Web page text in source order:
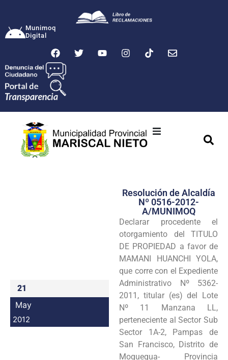
Munimoq
Digital
Transparencia
Seguridad
Programas
Intranet
21
May
2012
Resolución de Alcaldía
Nº 0516-2012-
A/MUNIMOQ
Declarar procedente el
otorgamiento del TITULO
DE PROPIEDAD a favor de
MAMANI HUANCHI YOLA,
que corre con el Expediente
Administrativo Nº 5362-
2011, titular (es) del Lote
Nº 11 Manzana LL,
perteneciente al Sector Sub
Sector 1A-2, Pampas de
San Francisco, Distrito de
Moquegua- Provincia